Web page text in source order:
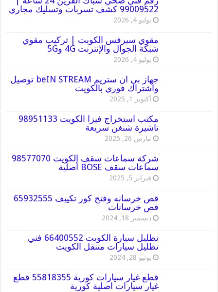
99009522 كشف تسربات وتسليك مجاري
يوليو 4, 2026
مقوي سيرفس الكويت | تركيب مقوي
شبكة الجوال والإنترنت 4G و5G
يوليو 4, 2026
جهاز بي ان ستريم beIN STREAM توصيل
واشتراك فوري بالكويت
أكتوبر 1, 2025
مكتب استخراج فيزا الكويت 98951133
تاشيرة شنغن سريعة
مارس 26, 2025
شركة سماعات سقف الكويت 98577070
سماعات سقف BOSE أصلية
فبراير 5, 2025
قص خرسانه وفتح كور تكييف 65932555
قص خرسانات
ديسمبر 18, 2024
تظليل سيارة الكويت 66400552 فني
تظليل سيارات متنقل الكويت
يونيو 28, 2024
قطع غيار سيارات كورية 55818355 قطع
غيار سيارات اصلية كورية